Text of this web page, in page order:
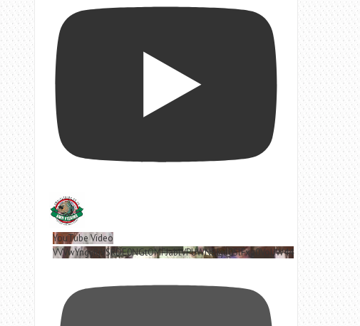
YouTube Video
VVVwYngyRjVSRDE0NGtOMFJablVPUWNBLjd0SlFxa0VoUW44